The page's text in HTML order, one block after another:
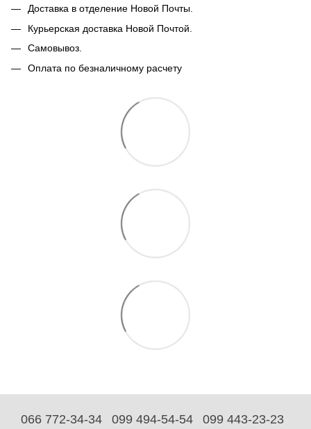
Доставка в отделение Новой Почты.
Курьерская доставка Новой Почтой.
Самовывоз.
Оплата по безналичному расчету
066 772-34-34 099 494-54-54 099 443-23-23